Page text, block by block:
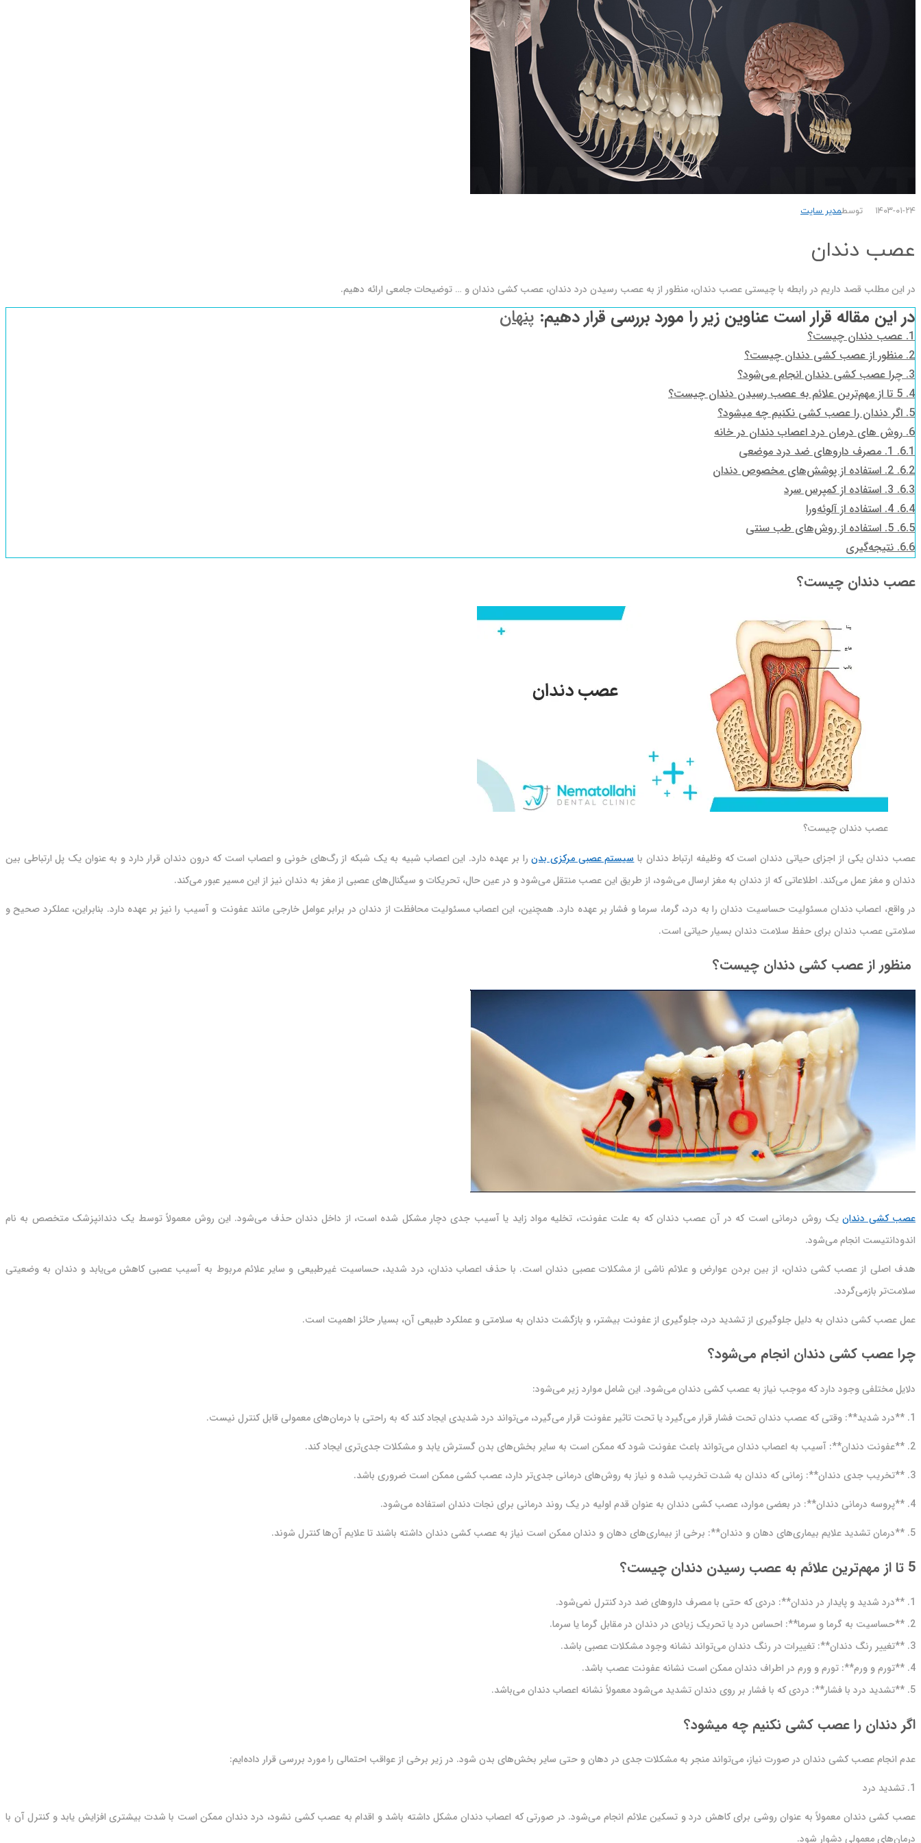
۱۴۰۳-۰۱-۲۴ توسطمدیر سایت
عصب دندان
در این مطلب قصد داریم در رابطه با چیستی عصب دندان، منظور از به عصب رسیدن درد دندان، عصب کشی دندان و … توضیحات جامعی ارائه دهیم.
در این مقاله قرار است عناوین زیر را مورد بررسی قرار دهیم: پنهان
1. عصب دندان چیست؟
2. منظور از عصب کشی دندان چیست؟
3. چرا عصب کشی دندان انجام می‌شود؟
4. 5 تا از مهم‌ترین علائم به عصب رسیدن دندان چیست؟
5. اگر دندان را عصب کشی نکنیم چه میشود؟
6. روش های درمان درد اعصاب دندان در خانه
6.1. 1. مصرف داروهای ضد درد موضعی
6.2. 2. استفاده از پوشش‌های مخصوص دندان
6.3. 3. استفاده از کمپرس سرد
6.4. 4. استفاده از آلوئه‌ورا
6.5. 5. استفاده از روش‌های طب سنتی
6.6. نتیجه‌گیری
عصب دندان چیست؟
عصب دندان چیست؟
عصب دندان یکی از اجزای حیاتی دندان است که وظیفه ارتباط دندان باسیستم عصبی مرکزی بدنرا بر عهده دارد. این اعصاب شبیه به یک شبکه از رگ‌های خونی و اعصاب است که درون دندان قرار دارد و به عنوان یک پل ارتباطی بین
دندان و مغز عمل می‌کند. اطلاعاتی که از دندان به مغز ارسال می‌شود، از طریق این عصب منتقل می‌شود و در عین حال، تحریکات و سیگنال‌های عصبی از مغز به دندان نیز از این مسیر عبور می‌کند.
در واقع، اعصاب دندان مسئولیت حساسیت دندان را به درد، گرما، سرما و فشار بر عهده دارد. همچنین، این اعصاب مسئولیت محافظت از دندان در برابر عوامل خارجی مانند عفونت و آسیب را نیز بر عهده دارد. بنابراین، عملکرد صحیح و
سلامتی عصب دندان برای حفظ سلامت دندان بسیار حیاتی است.
منظور از عصب کشی دندان چیست؟
عصب کشی دندانیک روش درمانی است که در آن عصب دندان که به علت عفونت، تخلیه مواد زاید یا آسیب جدی دچار مشکل شده است، از داخل دندان حذف می‌شود. این روش معمولاً توسط یک دندانپزشک متخصص به نام
اندودانتیست انجام می‌شود.
هدف اصلی از عصب کشی دندان، از بین بردن عوارض و علائم ناشی از مشکلات عصبی دندان است. با حذف اعصاب دندان، درد شدید، حساسیت غیرطبیعی و سایر علائم مربوط به آسیب عصبی کاهش می‌یابد و دندان به وضعیتی
سلامت‌تر بازمی‌گردد.
عمل عصب کشی دندان به دلیل جلوگیری از تشدید درد، جلوگیری از عفونت بیشتر، و بازگشت دندان به سلامتی و عملکرد طبیعی آن، بسیار حائز اهمیت است.
چرا عصب کشی دندان انجام می‌شود؟
دلایل مختلفی وجود دارد که موجب نیاز به عصب کشی دندان می‌شود. این شامل موارد زیر می‌شود:
1. **درد شدید**: وقتی که عصب دندان تحت فشار قرار می‌گیرد یا تحت تاثیر عفونت قرار می‌گیرد، می‌تواند درد شدیدی ایجاد کند که به راحتی با درمان‌های معمولی قابل کنترل نیست.
2. **عفونت دندان**: آسیب به اعصاب دندان می‌تواند باعث عفونت شود که ممکن است به سایر بخش‌های بدن گسترش یابد و مشکلات جدی‌تری ایجاد کند.
3. **تخریب جدی دندان**: زمانی که دندان به شدت تخریب شده و نیاز به روش‌های درمانی جدی‌تر دارد، عصب کشی ممکن است ضروری باشد.
4. **پروسه درمانی دندان**: در بعضی موارد، عصب کشی دندان به عنوان قدم اولیه در یک روند درمانی برای نجات دندان استفاده می‌شود.
5. **درمان تشدید علایم بیماری‌های دهان و دندان**: برخی از بیماری‌های دهان و دندان ممکن است نیاز به عصب کشی دندان داشته باشند تا علایم آن‌ها کنترل شوند.
5 تا از مهم‌ترین علائم به عصب رسیدن دندان چیست؟
1. **درد شدید و پایدار در دندان**: دردی که حتی با مصرف داروهای ضد درد کنترل نمی‌شود.
2. **حساسیت به گرما و سرما**: احساس درد یا تحریک زیادی در دندان در مقابل گرما یا سرما.
3. **تغییر رنگ دندان**: تغییرات در رنگ دندان می‌تواند نشانه وجود مشکلات عصبی باشد.
4. **تورم و ورم**: تورم و ورم در اطراف دندان ممکن است نشانه عفونت عصب باشد.
5. **تشدید درد با فشار**: دردی که با فشار بر روی دندان تشدید می‌شود معمولاً نشانه اعصاب دندان می‌باشد.
اگر دندان را عصب کشی نکنیم چه میشود؟
عدم انجام عصب کشی دندان در صورت نیاز، می‌تواند منجر به مشکلات جدی در دهان و حتی سایر بخش‌های بدن شود. در زیر برخی از عواقب احتمالی را مورد بررسی قرار داده‌ایم:
1. تشدید درد
عصب کشی دندان معمولاً به عنوان روشی برای کاهش درد و تسکین علائم انجام می‌شود. در صورتی که اعصاب دندان مشکل داشته باشد و اقدام به عصب کشی نشود، درد دندان ممکن است با شدت بیشتری افزایش یابد و کنترل آن با
درمان‌های معمولی دشوار شود.